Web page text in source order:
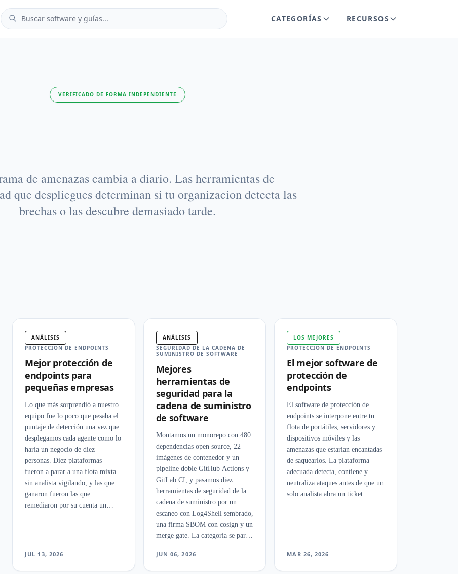
CATEGORÍAS RECURSOS
VERIFICADO DE FORMA INDEPENDIENTE
de amenazas cambia a diario. Las herramientas de
que despliegues determinan si tu organizacion detecta las
brechas o las descubre demasiado tarde.
ANÁLISIS
PROTECCIÓN DE ENDPOINTS
Mejor protección de
endpoints para
pequeñas empresas
Lo que más sorprendió a nuestro
equipo fue lo poco que pesaba el
puntaje de detección una vez que
desplegamos cada agente como lo
haría un negocio de diez
personas. Diez plataformas
fueron a parar a una flota mixta
sin analista vigilando, y las que
ganaron fueron las que
remediaron por su cuenta un
JUL 13, 2026
ANÁLISIS
SEGURIDAD DE LA CADENA DE
SUMINISTRO DE SOFTWARE
Mejores
herramientas de
seguridad para la
cadena de suministro
de software
Montamos un monorepo con 480
dependencias open source, 22
imágenes de contenedor y un
pipeline doble GitHub Actions y
GitLab CI, y pasamos diez
herramientas de seguridad de la
cadena de suministro por un
escaneo con Log4Shell sembrado,
una firma SBOM con cosign y un
merge gate. La categoría se partió
JUN 06, 2026
LOS MEJORES
PROTECCIÓN DE ENDPOINTS
El mejor software de
protección de
endpoints
El software de protección de
endpoints se interpone entre tu
flota de portátiles, servidores y
dispositivos móviles y las
amenazas que estarían encantadas
de saquearlos. La plataforma
adecuada detecta, contiene y
neutraliza ataques antes de que un
solo analista abra un ticket.
MAR 26, 2026